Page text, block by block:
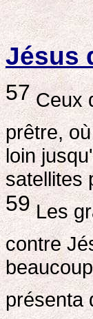
Jésus
57Ceux
prêtre,
loin
satellites
59Les
contre
présenta